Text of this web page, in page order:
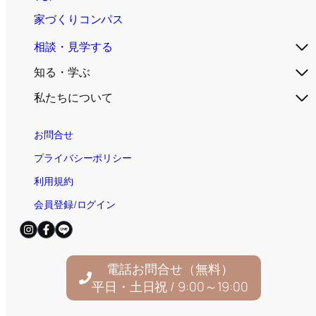
家づくりコンパス
相談・見学する
知る・学ぶ
私たちについて
お問合せ
プライバシーポリシー
利用規約
会員登録/ログイン
電話お問合せ（無料）
平日・土日祝 / 9:00～19:00